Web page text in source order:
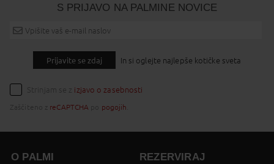
S PRIJAVO NA PALMINE NOVICE
Prijavite se zdaj In si oglejte najlepše kotičke sveta
Strinjam se z izjavo o zasebnosti
Zaščiteno z reCAPTCHA pogojih
O PALMI REZERVIRAJ